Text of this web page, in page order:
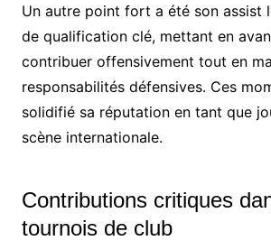
Un autre point fort a été son assist
de qualification clé, mettant en
contribuer offensivement tout en
responsabilités défensives. Ces
solidifié sa réputation en tant que
scène internationale.
Contributions critiques
tournois de club